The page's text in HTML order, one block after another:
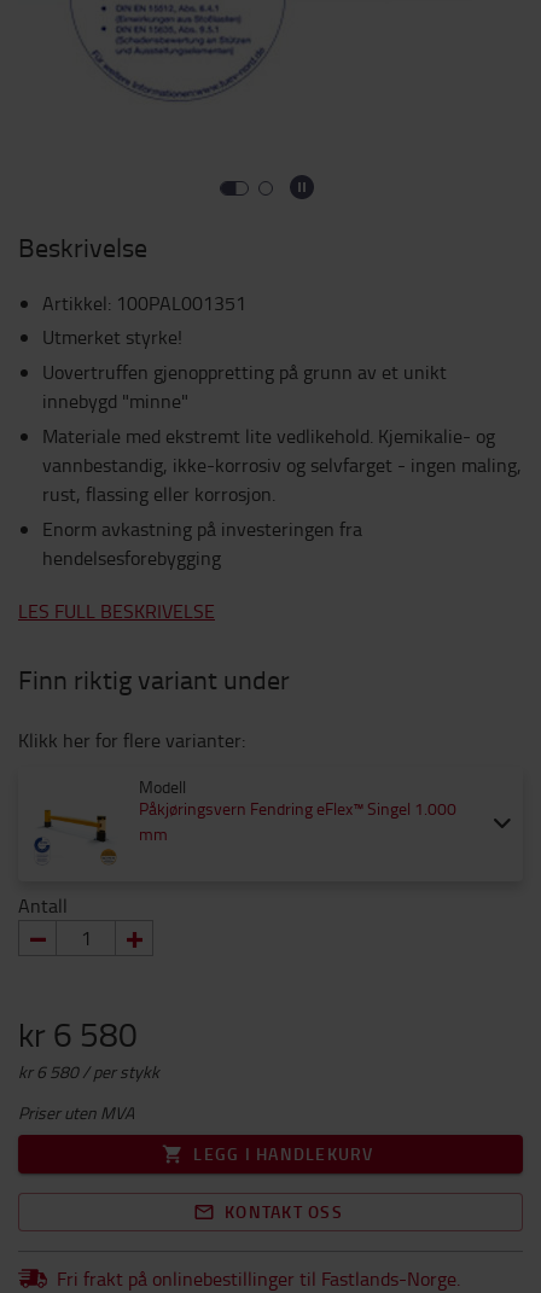
Beskrivelse
Artikkel: 100PAL001351
Utmerket styrke!
Uovertruffen gjenoppretting på grunn av et unikt
innebygd "minne"
Materiale med ekstremt lite vedlikehold. Kjemikalie- og
vannbestandig, ikke-korrosiv og selvfarget - ingen maling,
rust, flassing eller korrosjon.
Enorm avkastning på investeringen fra
hendelsesforebygging
LES FULL BESKRIVELSE
Finn riktig variant under
Klikk her for flere varianter:
Modell
Påkjøringsvern Fendring eFlex™ Singel 1.000
mm
Antall
kr 6 580
kr 6 580 / per stykk
Priser uten MVA
LEGG I HANDLEKURV
KONTAKT OSS
Fri frakt på onlinebestillinger til Fastlands-Norge.